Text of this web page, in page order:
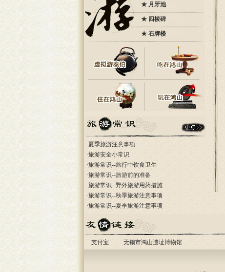
★ 月牙池
★ 四棱碑
★ 石牌楼
·夏季旅游注意事项
·旅游安全小常识
·旅游常识--旅行中饮食卫生
·旅游常识--旅游前的准备
·旅游常识--野外旅游用药措施
·旅游常识--秋季旅游注意事项
·旅游常识--夏季旅游注意事项
支付宝 无锡市鸿山遗址博物馆